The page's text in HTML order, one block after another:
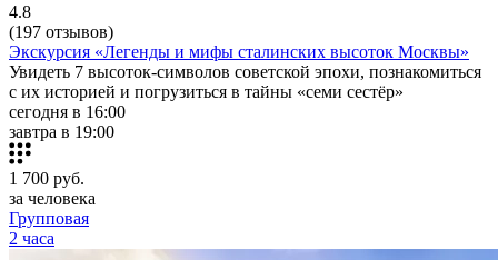
4.8
(197 отзывов)
Экскурсия «Легенды и мифы сталинских высоток Москвы»
Увидеть 7 высоток-символов советской эпохи, познакомиться
с их историей и погрузиться в тайны «семи сестёр»
сегодня в 16:00
завтра в 19:00
1 700 руб.
за человека
Групповая
2 часа